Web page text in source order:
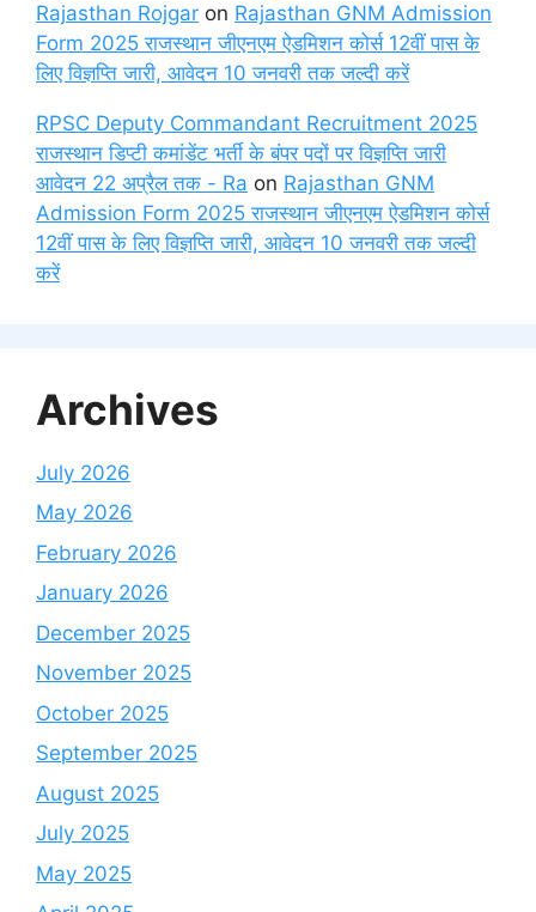
Rajasthan Rojgar on Rajasthan GNM Admission
Form 2025 राजस्थान जीएनएम ऐडमिशन कोर्स 12वीं पास के
लिए विज्ञप्ति जारी, आवेदन 10 जनवरी तक जल्दी करें
RPSC Deputy Commandant Recruitment 2025
राजस्थान डिप्टी कमांडेंट भर्ती के बंपर पदों पर विज्ञप्ति जारी
आवेदन 22 अप्रैल तक - Ra on Rajasthan GNM
Admission Form 2025 राजस्थान जीएनएम ऐडमिशन कोर्स
12वीं पास के लिए विज्ञप्ति जारी, आवेदन 10 जनवरी तक जल्दी
करें
Archives
July 2026
May 2026
February 2026
January 2026
December 2025
November 2025
October 2025
September 2025
August 2025
July 2025
May 2025